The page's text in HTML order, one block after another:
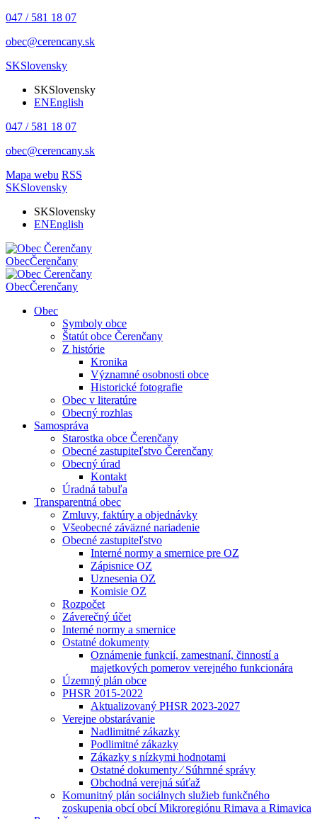
047 / 581 18 07
obec@cerencany.sk
SKSlovensky
SKSlovensky
ENEnglish
047 / 581 18 07
obec@cerencany.sk
Mapa webu RSS
SKSlovensky
SKSlovensky
ENEnglish
ObecČerenčany
ObecČerenčany
Obec
Symboly obce
Štatút obce Čerenčany
Z histórie
Kronika
Významné osobnosti obce
Historické fotografie
Obec v literatúre
Obecný rozhlas
Samospráva
Starostka obce Čerenčany
Obecné zastupiteľstvo Čerenčany
Obecný úrad
Kontakt
Úradná tabuľa
Transparentná obec
Zmluvy, faktúry a objednávky
Všeobecné záväzné nariadenie
Obecné zastupiteľstvo
Interné normy a smernice pre OZ
Zápisnice OZ
Uznesenia OZ
Komisie OZ
Rozpočet
Záverečný účet
Interné normy a smernice
Ostatné dokumenty
Oznámenie funkcií, zamestnaní, činností a
majetkových pomerov verejného funkcionára
Územný plán obce
PHSR 2015-2022
Aktualizovaný PHSR 2023-2027
Verejne obstarávanie
Nadlimitné zákazky
Podlimitné zákazky
Zákazky s nízkymi hodnotami
Ostatné dokumenty ⁄ Súhrnné správy
Obchodná verejná súťaž
Komunitný plán sociálnych služieb funkčného
zoskupenia obcí obcí Mikroregiónu Rimava a Rimavica